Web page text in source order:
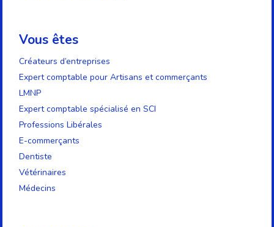
Vous êtes
Créateurs d’entreprises
Expert comptable pour Artisans et commerçants
LMNP
Expert comptable spécialisé en SCI
Professions Libérales
E-commerçants
Dentiste
Vétérinaires
Médecins